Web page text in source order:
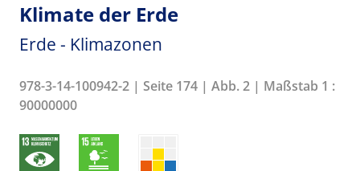
Klimate der Erde
Erde - Klimazonen
978-3-14-100942-2 | Seite 174 | Abb. 2 | Maßstab 1 :
90000000